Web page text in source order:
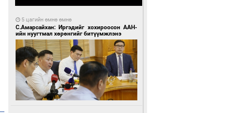
5 цагийн өмнө өмнө
С.Амарсайхан: Иргэдийг хохироосон ААН-
ийн нуугтмал хөрөнгийг битүүмжлэнэ